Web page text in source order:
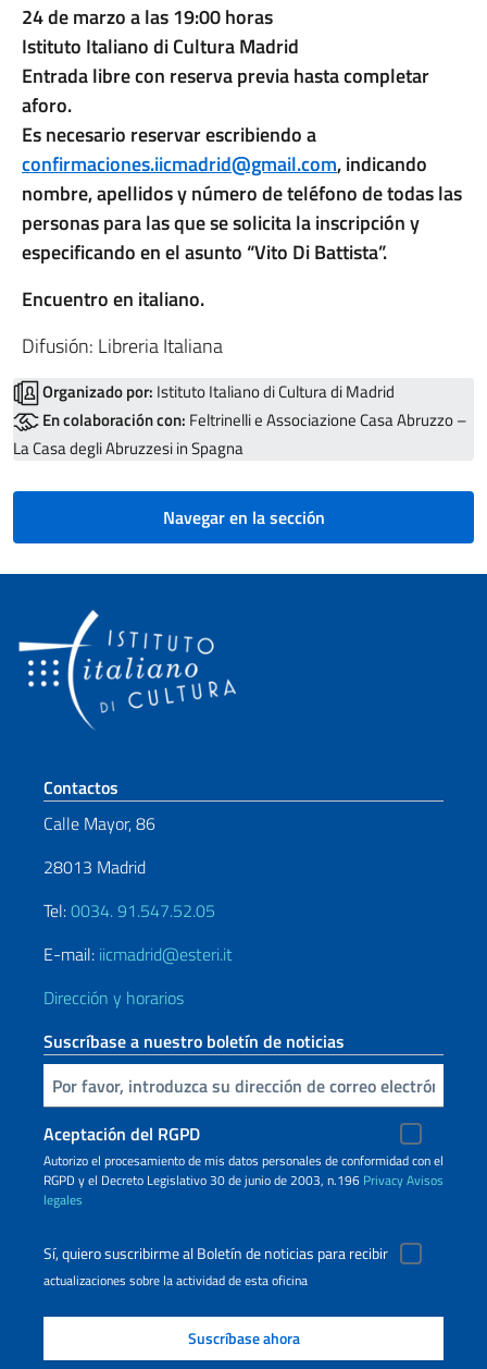
24 de marzo a las 19:00 horas
Istituto Italiano di Cultura Madrid
Entrada libre con reserva previa hasta completar
aforo.
Es necesario reservar escribiendo a
confirmaciones.iicmadrid@gmail.com, indicando
nombre, apellidos y número de teléfono de todas las
personas para las que se solicita la inscripción y
especificando en el asunto “Vito Di Battista”.
Encuentro en italiano.
Difusión: Libreria Italiana
Organizado por: Istituto Italiano di Cultura di Madrid
En colaboración con: Feltrinelli e Associazione Casa Abruzzo –
La Casa degli Abruzzesi in Spagna
Navegar en la sección
Sezione footer
Contactos
Calle Mayor, 86
28013 Madrid
Tel:0034. 91.547.52.05
E-mail: iicmadrid@esteri.it
Dirección y horarios
Suscríbase a nuestro boletín de noticias
Inserta tu correo electronico
Aceptación del RGPD
Autorizo ​​el procesamiento de mis datos personales de conformidad con el
RGPD y el Decreto Legislativo 30 de junio de 2003, n.196 PrivacyAvisos
legales
Sí, quiero suscribirme al Boletín de noticias para recibir
actualizaciones sobre la actividad de esta oficina